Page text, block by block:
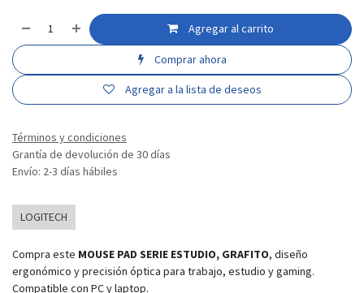
Agregar al carrito
Comprar ahora
Agregar a la lista de deseos
Términos y condiciones
Grantía de devolución de 30 días
Envío: 2-3 días hábiles
LOGITECH
Compra este MOUSE PAD SERIE ESTUDIO, GRAFITO, diseño
ergonómico y precisión óptica para trabajo, estudio y gaming.
Compatible con PC y laptop.